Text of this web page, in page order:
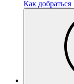
Как добраться